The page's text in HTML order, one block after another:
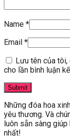
Name *
Email *
Lưu tên của tôi,
cho lần bình luận
Những đóa hoa
yêu thương. Và
luôn sẵn sàng
nhất!